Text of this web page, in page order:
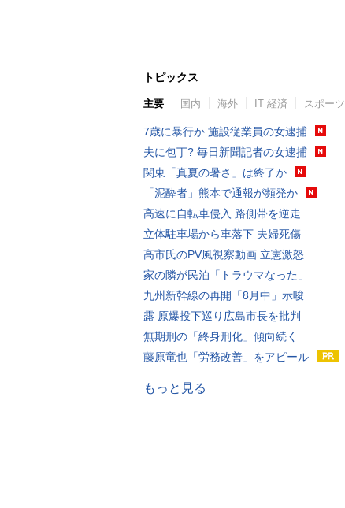
トピックス
主要 国内 海外 IT 経済 スポーツ
7歳に暴行か 施設従業員の女逮捕
夫に包丁? 毎日新聞記者の女逮捕
関東「真夏の暑さ」は終了か
「泥酔者」熊本で通報が頻発か
高速に自転車侵入 路側帯を逆走
立体駐車場から車落下 夫婦死傷
高市氏のPV風視察動画 立憲激怒
家の隣が民泊「トラウマなった」
九州新幹線の再開「8月中」示唆
露 原爆投下巡り広島市長を批判
無期刑の「終身刑化」傾向続く
藤原竜也「労務改善」をアピール
もっと見る